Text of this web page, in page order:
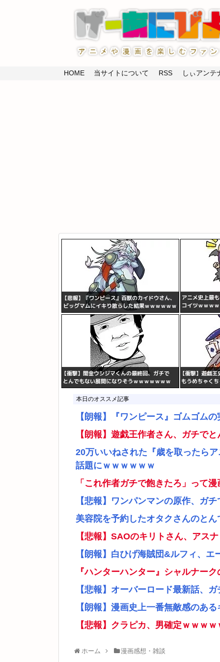
HOME 当サイトについて RSS しぃアンテ
本日のオススメ記事
【朗報】『ワンピース』ゴムゴム
【朗報】遊戯王作者さん、ガチで
20万いいねされた『歳を取ったら
話題にｗｗｗｗｗｗ
「これ作者ガチで飽きたろ」って
【悲報】ワンパンマンの原作、ガ
美容院を予約したオタクさんのと
【悲報】SAOのキリトさん、アス
【朗報】白ひげ海賊団&ルフィ、
『ハンターハンター』シャルナー
【悲報】オーバーロード最新話、
【朗報】漫画史上一番無敵感のあ
【悲報】クラピカ、男確定ｗｗｗ
ホーム 漫画感想・雑談